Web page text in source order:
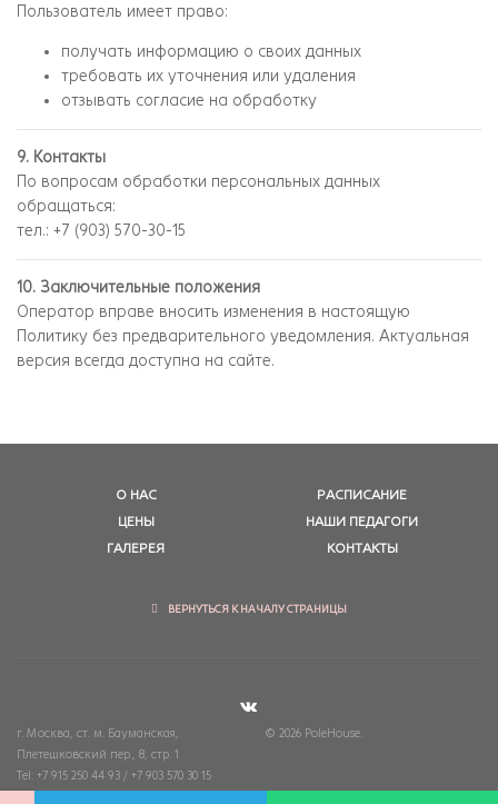
Пользователь имеет право:
получать информацию о своих данных
требовать их уточнения или удаления
отзывать согласие на обработку
9. Контакты
По вопросам обработки персональных данных
обращаться:
тел.: +7 (903) 570-30-15
10. Заключительные положения
Оператор вправе вносить изменения в настоящую
Политику без предварительного уведомления. Актуальная
версия всегда доступна на сайте.
О НАС
РАСПИСАНИЕ
ЦЕНЫ
НАШИ ПЕДАГОГИ
ГАЛЕРЕЯ
КОНТАКТЫ
ВЕРНУТЬСЯ К НАЧАЛУ СТРАНИЦЫ
г. Москва, ст. м. Бауманская,
Плетешковский пер., 8, стр. 1
Tel: +7 915 250 44 93 / +7 903 570 30 15
© 2026 PoleHouse.